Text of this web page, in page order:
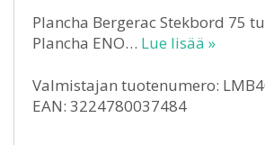
Plancha Bergerac Stekbord 75
Plancha ENO… Lue lisää »
Valmistajan tuotenumero:
EAN: 3224780037484